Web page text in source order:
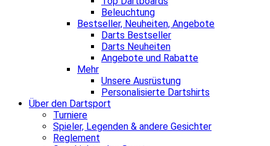
Beleuchtung
Bestseller, Neuheiten, Angebote
Darts Bestseller
Darts Neuheiten
Angebote und Rabatte
Mehr
Unsere Ausrüstung
Personalisierte Dartshirts
Über den Dartsport
Turniere
Spieler, Legenden & andere Gesichter
Reglement